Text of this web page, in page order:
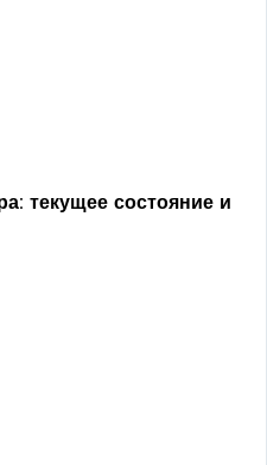
текущее состояние и